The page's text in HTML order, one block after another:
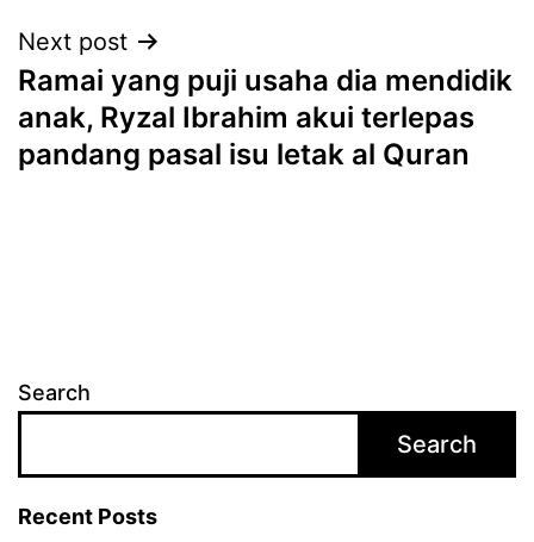
Next post
Ramai yang puji usaha dia mendidik
anak, Ryzal Ibrahim akui terlepas
pandang pasal isu letak al Quran
Search
Search
Recent Posts